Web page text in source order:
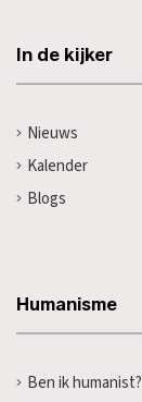
In de kijker
Nieuws
Kalender
Blogs
Humanisme
Ben ik humanist?